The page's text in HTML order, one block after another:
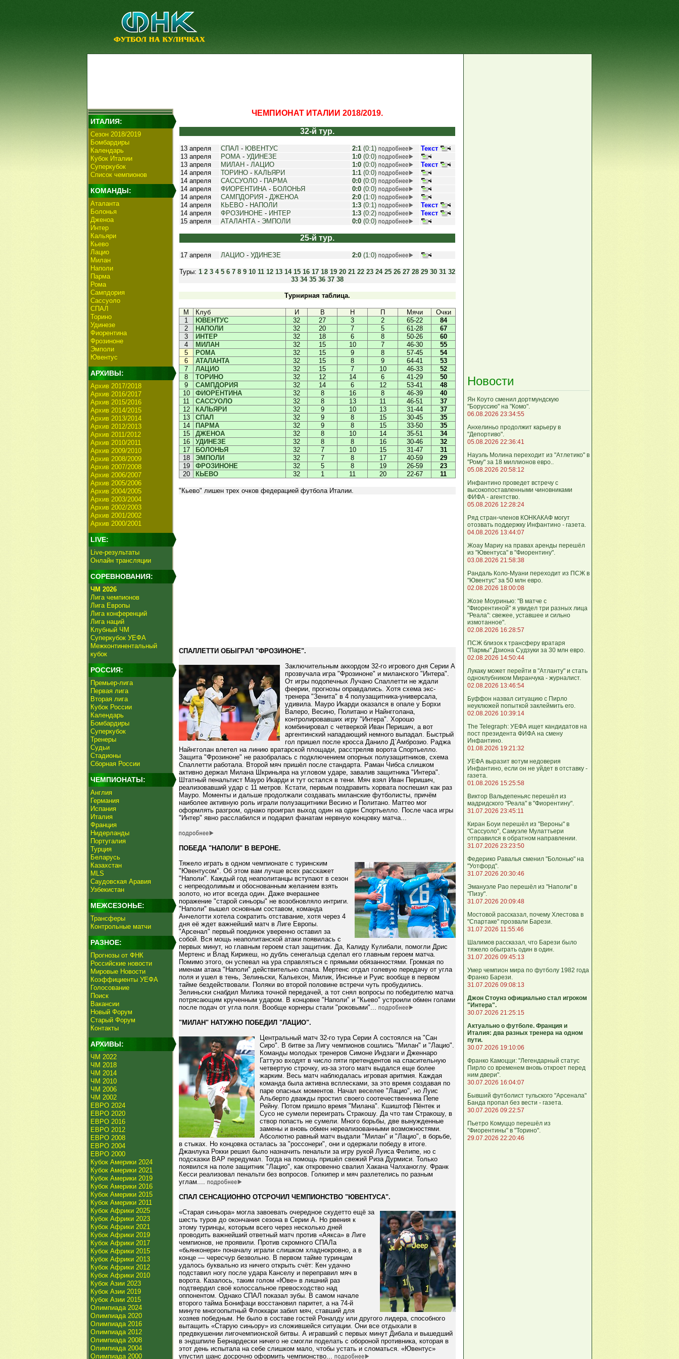
ИТАЛИЯ:
Сезон 2018/2019
Бомбардиры
Календарь
Кубок Италии
Суперкубок
Список чемпионов
КОМАНДЫ:
Аталанта
Болонья
Дженоа
Интер
Кальяри
Кьево
Лацио
Милан
Наполи
Парма
Рома
Сампдория
Сассуоло
СПАЛ
Торино
Удинезе
Фиорентина
Фрозиноне
Эмполи
Ювентус
АРХИВЫ:
Архив 2017/2018
Архив 2016/2017
Архив 2015/2016
Архив 2014/2015
Архив 2013/2014
Архив 2012/2013
Архив 2011/2012
Архив 2010/2011
Архив 2009/2010
Архив 2008/2009
Архив 2007/2008
Архив 2006/2007
Архив 2005/2006
Архив 2004/2005
Архив 2003/2004
Архив 2002/2003
Архив 2001/2002
Архив 2000/2001
LIVE:
Live-результаты
Онлайн трансляции
СОРЕВНОВАНИЯ:
ЧМ 2026
Лига чемпионов
Лига Европы
Лига конференций
Лига наций
Клубный ЧМ
Суперкубок УЕФА
Межконтинентальный
кубок
РОССИЯ:
Премьер-лига
Первая лига
Вторая лига
Кубок России
Календарь
Бомбардиры
Суперкубок
Тренеры
Судьи
Стадионы
Сборная России
ЧЕМПИОНАТЫ:
Англия
Германия
Испания
Италия
Франция
Нидерланды
Португалия
Турция
Беларусь
Казахстан
MLS
Саудовская Аравия
Узбекистан
МЕЖСЕЗОНЬЕ:
Трансферы
Контрольные матчи
РАЗНОЕ:
Прогнозы от ФНК
Российские новости
Мировые Новости
Коэффициенты УЕФА
Голосование
Поиск
Вакансии
Новый Форум
Старый Форум
Контакты
АРХИВЫ:
ЧМ 2022
ЧМ 2018
ЧМ 2014
ЧМ 2010
ЧМ 2006
ЧМ 2002
ЕВРО 2024
ЕВРО 2020
ЕВРО 2016
ЕВРО 2012
ЕВРО 2008
ЕВРО 2004
ЕВРО 2000
Кубок Америки 2024
Кубок Америки 2021
Кубок Америки 2019
Кубок Америки 2016
Кубок Америки 2015
Кубок Америки 2011
Кубок Африки 2025
Кубок Африки 2023
Кубок Африки 2021
Кубок Африки 2019
Кубок Африки 2017
Кубок Африки 2015
Кубок Африки 2013
Кубок Африки 2012
Кубок Африки 2010
Кубок Азии 2023
Кубок Азии 2019
Кубок Азии 2015
Олимпиада 2024
Олимпиада 2020
Олимпиада 2016
Олимпиада 2012
Олимпиада 2008
Олимпиада 2004
Олимпиада 2000
ЧЕМПИОНАТ ИТАЛИИ 2018/2019.
32-й тур.
13 апреля СПАЛ - ЮВЕНТУС 2:1 (0:1)
Текст
13 апреля
РОМА - УДИНЕЗЕ 1:0 (0:0)
13 апреля
МИЛАН - ЛАЦИО 1:0 (0:0)
Текст
14 апреля
ТОРИНО - КАЛЬЯРИ 1:1 (0:0)
14 апреля
САССУОЛО - ПАРМА 0:0 (0:0)
14 апреля
ФИОРЕНТИНА - БОЛОНЬЯ 0:0 (0:0)
14 апреля
САМПДОРИЯ - ДЖЕНОА 2:0 (1:0)
14 апреля
КЬЕВО - НАПОЛИ 1:3 (0:1)
Текст
14 апреля
ФРОЗИНОНЕ - ИНТЕР 1:3 (0:2)
Текст
15 апреля
АТАЛАНТА - ЭМПОЛИ 0:0 (0:0)
25-й тур.
17 апреля ЛАЦИО - УДИНЕЗЕ 2:0 (1:0)
Туры: 1 2 3 4 5 6 7 8 9 10 11 12 13 14 15 16 17 18 19 20 21 22 23 24 25 26 27 28 29 30 31 32
33 34 35 36 37 38
Турнирная таблица.
М Клуб И В Н П Мячи
Очки
1
ЮВЕНТУС 32 27 3 2 65-22
84
2
НАПОЛИ 32 20 7 5 61-28
67
3
ИНТЕР 32 18 6 8 50-26
60
4
МИЛАН 32 15 10 7 46-30
55
5
РОМА 32 15 9 8 57-45
54
6
АТАЛАНТА 32 15 8 9 64-41
53
7
ЛАЦИО 32 15 7 10 46-33
52
8
ТОРИНО 32 12 14 6 41-29
50
9
САМПДОРИЯ 32 14 6 12 53-41
48
10
ФИОРЕНТИНА 32 8 16 8 46-39
40
11
САССУОЛО 32 8 13 11 46-51
37
12
КАЛЬЯРИ 32 9 10 13 31-44
37
13
СПАЛ 32 9 8 15 30-45
35
14
ПАРМА 32 9 8 15 33-50
35
15
ДЖЕНОА 32 8 10 14 35-51
34
16
УДИНЕЗЕ 32 8 8 16 30-46
32
17
БОЛОНЬЯ 32 7 10 15 31-47
31
18
ЭМПОЛИ 32 7 8 17 40-59
29
19
ФРОЗИНОНЕ 32 5 8 19 26-59
23
20
КЬЕВО 32 1 11 20 22-67 11
"Кьево" лишен трех очков федерацией футбола Италии.
СПАЛЛЕТТИ ОБЫГРАЛ "ФРОЗИНОНЕ".
Заключительным аккордом 32-го игрового дня Серии А
прозвучала игра "Фрозиноне" и миланского "Интера".
От игры подопечных Лучано Спаллетти не ждали
феерии, прогнозы оправдались. Хотя схема экс-
тренера "Зенита" в 4 полузащитника-универсала,
удивила. Мауро Икарди оказался в опале у Борхи
Валеро, Весино, Политано и Найнгголана,
контролировавших игру "Интера". Хорошо
комбинировал с четверкой Иван Перишич, а вот
аргентинский нападающий немного выпадал. Быстрый
гол пришел после кросса Данило Д`Амброзио. Раджа
Найнгголан влетел на линию вратарской площади, расстреляв ворота Спортьелло.
Защита "Фрозиноне" не разобралась с подключением опорных полузащитников, схема
Спаллетти работала. Второй мяч пришёл после стандарта. Раман Чибса слишком
активно держал Милана Шкриньяра на угловом ударе, завалив защитника "Интера".
Штатный пенальтист Мауро Икарди и тут остался в тени. Мяч взял Иван Перишич,
реализовавший удар с 11 метров. Кстати, первым поздравить хорвата поспешил как раз
Мауро. Моменты и дальше продолжали создавать миланские футболисты, причём
наиболее активную роль играли полузащитники Весино и Политано. Маттео мог
оформлять разгром, однако проиграл выход один на один Спортьелло. После часа игры
"Интер" явно расслабился и подарил фанатам нервную концовку матча...
ПОБЕДА "НАПОЛИ" В ВЕРОНЕ.
Тяжело играть в одном чемпионате с туринским
"Ювентусом". Об этом вам лучше всех расскажет
"Наполи". Каждый год неаполитанцы вступают в сезон
с непреодолимым и обоснованным желанием взять
золото, но итог всегда один. Даже вчерашнее
поражение "старой синьоры" не возобновляло интриги.
"Наполи" вышел основным составом, команда
Анчелотти хотела сократить отставание, хотя через 4
дня её ждет важнейший матч в Лиге Европы.
"Арсенал" первый поединок уверенно оставил за
собой. Вся мощь неаполитанской атаки появилась с
первых минут, но главным героем стал защитник. Да, Калиду Кулибали, помогли Дрис
Мертенс и Влад Кирикеш, но дубль сенегальца сделал его главным героем матча.
Помимо этого, он успевал на ура справляться с прямыми обязанностями. Громкая по
именам атака "Наполи" действительно спала. Мертенс отдал голевую передачу от угла
поля и ушел в тень, Зелиньски, Кальехон, Милик, Инсинье и Руис вообще в первом
тайме бездействовали. Поляки во второй половине встречи чуть пробудились.
Зелиньски снабдил Милика точной передачей, а тот снял вопросы по победителю матча
потрясающим крученным ударом. В концовке "Наполи" и "Кьево" устроили обмен голами
после подач от угла поля. Вообще корнеры стали "роковыми"...
"МИЛАН" НАТУЖНО ПОБЕДИЛ "ЛАЦИО".
Центральный матч 32-го тура Серии А состоялся на "Сан
Сиро". В битве за Лигу чемпионов сошлись "Милан" и "Лацио".
Команды молодых тренеров Симоне Индзаги и Дженнаро
Гаттузо входят в число пяти претендентов на спасительную
четвертую строчку, из-за этого матч выдался еще более
жарким. Весь матч наблюдалась игровая аритмия. Каждая
команда была активна всплесками, за это время создавая по
паре опасных моментов. Начал веселее "Лацио", но Луис
Альберто дважды простил своего соотечественника Пепе
Рейну. Потом пришло время "Милана". Кшиштоф Пёнтек и
Сусо не сумели переиграть Стракошу. Да что там Стракошу, в
створ попасть не сумели. Много борьбы, две вынужденные
замены и вновь обмен нереализованными возможностями.
Абсолютно равный матч выдали "Милан" и "Лацио", в борьбе,
в стыках. Но концовка осталась за "россонери", они и одержали победу в итоге.
Джанлука Рокки решил было назначить пенальти за игру рукой Луиса Фелипе, но с
подсказки ВАР передумал. Тогда на помощь пришёл свежий Риза Дурмиси. Только
появился на поле защитник "Лацио", как откровенно свалил Хакана Чалханоглу. Франк
Кесси реализовал пенальти без вопросов. Голкипер и мяч разлетелись по разным
углам....
СПАЛ СЕНСАЦИОННО ОТСРОЧИЛ ЧЕМПИОНСТВО "ЮВЕНТУСА".
«Старая синьора» могла завоевать очередное скудетто ещё за
шесть туров до окончания сезона в Серии А. Но рвения к
этому туринцы, которым всего через несколько дней
проводить важнейший ответный матч против «Аякса» в Лиге
чемпионов, не проявили. Против скромного СПАЛа
«бьянконери» поначалу играли слишком хладнокровно, а в
конце — чересчур безвольно. В первом тайме туринцам
удалось буквально из ничего открыть счёт: Кен удачно
подставил ногу после удара Канселу и переправил мяч в
ворота. Казалось, таким голом «Юве» в лишний раз
подтвердил своё колоссальное превосходство над
оппонентом. Однако СПАЛ показал зубы. В самом начале
второго тайма Бонифаци восстановил паритет, а на 74-й
минуте многоопытный Флоккари забил мяч, ставший для
хозяев победным. Не было в составе гостей Роналду или другого лидера, способного
вытащить «Старую синьору» из сложившейся ситуации. Они все отдыхали в
предвкушении лигочемпионской битвы. А игравший с первых минут Дибала и вышедший
в эндшпиле Бернардески ничего не смогли поделать с обороной противника, которая в
этот день испытала на себе слишком мало, чтобы устать и сломаться. «Ювентус»
упустил шанс досрочно оформить чемпионство...
Новости
Ян Коуто сменил дортмундскую
"Боруссию" на "Комо".
06.08.2026 23:34:55
Анхелиньо продолжит карьеру в
"Депортиво".
05.08.2026 22:36:41
Науэль Молина переходит из "Атлетико" в
"Рому" за 18 миллионов евро..
05.08.2026 20:58:12
Инфантино проведет встречу с
высокопоставленными чиновниками
ФИФА - агентство.
05.08.2026 12:28:24
Ряд стран-членов КОНКАКАФ могут
отозвать поддержку Инфантино - газета.
04.08.2026 13:44:07
Жоау Мариу на правах аренды перешёл
из "Ювентуса" в "Фиорентину".
03.08.2026 21:58:38
Рандаль Коло-Муани переходит из ПСЖ в
"Ювентус" за 50 млн евро.
02.08.2026 18:00:08
Жозе Моуринью: "В матче с
"Фиорентиной" я увидел три разных лица
"Реала": свежее, уставшее и сильно
измотанное".
02.08.2026 16:28:57
ПСЖ близок к трансферу вратаря
"Пармы" Дзиона Судзуки за 30 млн евро.
02.08.2026 14:50:44
Лукаку может перейти в "Атланту" и стать
одноклубником Миранчука - журналист.
02.08.2026 13:46:54
Буффон назвал ситуацию с Пирло
неуклюжей попыткой заклеймить его.
02.08.2026 10:39:14
The Telegraph: УЕФА ищет кандидатов на
пост президента ФИФА на смену
Инфантино.
01.08.2026 19:21:32
УЕФА выразит вотум недоверия
Инфантино, если он не уйдет в отставку -
газета.
01.08.2026 15:25:58
Виктор Вальдепеньяс перешёл из
мадридского "Реала" в "Фиорентину".
31.07.2026 23:45:11
Киран Боуи перешёл из "Вероны" в
"Сассуоло", Самуэле Мулаттьери
отправился в обратном направлении.
31.07.2026 23:23:50
Федерико Равалья сменил "Болонью" на
"Уотфорд".
31.07.2026 20:30:46
Эмануэле Рао перешёл из "Наполи" в
"Пизу".
31.07.2026 20:09:48
Мостовой рассказал, почему Хлестова в
"Спартаке" прозвали Барези.
31.07.2026 11:55:46
Шалимов рассказал, что Барези было
тяжело обыграть один в один.
31.07.2026 09:45:13
Умер чемпион мира по футболу 1982 года
Франко Барези.
31.07.2026 09:08:13
Джон Стоунз официально стал игроком
"Интера".
30.07.2026 21:25:15
Актуально о футболе. Франция и
Италия: два разных тренера на одном
пути.
30.07.2026 19:10:06
Франко Камоцци: "Легендарный статус
Пирло со временем вновь откроет перед
ним двери".
30.07.2026 16:04:07
Бывший футболист тульского "Арсенала"
Банда пропал без вести - газета.
30.07.2026 09:22:57
Пьетро Комуццо перешёл из
"Фиорентины" в "Торино".
29.07.2026 22:20:46